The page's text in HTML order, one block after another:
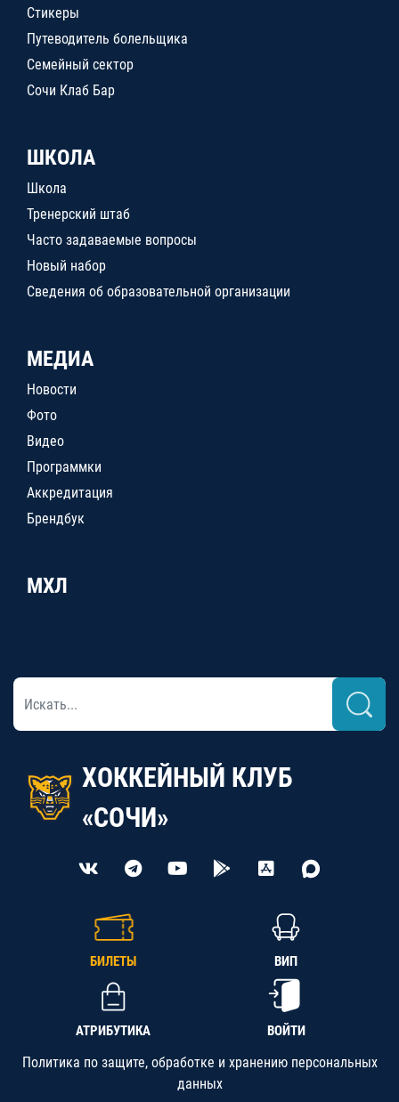
Стикеры
Путеводитель болельщика
Семейный сектор
Сочи Клаб Бар
ШКОЛА
Школа
Тренерский штаб
Часто задаваемые вопросы
Новый набор
Сведения об образовательной организации
МЕДИА
Новости
Фото
Видео
Программки
Аккредитация
Брендбук
МХЛ
ХОККЕЙНЫЙ КЛУБ
«СОЧИ»
БИЛЕТЫ ВИП
АТРИБУТИКА ВОЙТИ
Политика по защите, обработке и хранению персональных
данных